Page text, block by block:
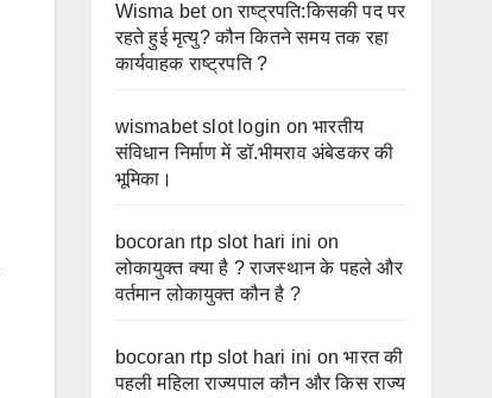
Wisma betonराष्ट्रपति:किसकी पद पर
रहते हुई मृत्यु? कौन कितने समय तक रहा
कार्यवाहक राष्ट्रपति ?
wismabet slot login onभारतीय
संविधान निर्माण में डॉ.भीमराव अंबेडकर की
भूमिका।
bocoran rtp slot hari ini on
लोकायुक्त क्या है ? राजस्थान के पहले और
वर्तमान लोकायुक्त कौन है ?
bocoran rtp slot hari ini onभारत की
पहली महिला राज्यपाल कौन और किस राज्य